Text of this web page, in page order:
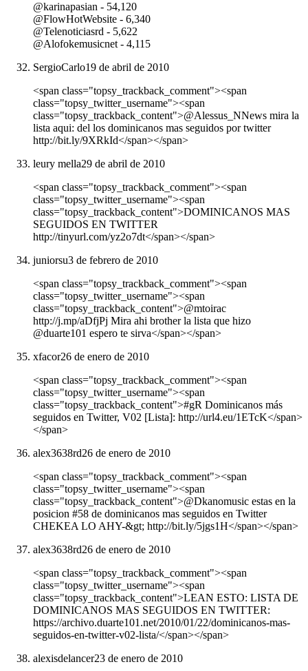
@karinapasian - 54,120
@FlowHotWebsite - 6,340
@Telenoticiasrd - 5,622
@Alofokemusicnet - 4,115
SergioCarlo19 de abril de 2010
<span class="topsy_trackback_comment"><span
class="topsy_twitter_username"><span
class="topsy_trackback_content">@Alessus_NNews mira la
lista aqui: del los dominicanos mas seguidos por twitter
http://bit.ly/9XRkId</span></span>
leury mella29 de abril de 2010
<span class="topsy_trackback_comment"><span
class="topsy_twitter_username"><span
class="topsy_trackback_content">DOMINICANOS MAS
SEGUIDOS EN TWITTER
http://tinyurl.com/yz2o7dt</span></span>
juniorsu3 de febrero de 2010
<span class="topsy_trackback_comment"><span
class="topsy_twitter_username"><span
class="topsy_trackback_content">@mtoirac
http://j.mp/aDfjPj Mira ahi brother la lista que hizo
@duarte101 espero te sirva</span></span>
xfacor26 de enero de 2010
<span class="topsy_trackback_comment"><span
class="topsy_twitter_username"><span
class="topsy_trackback_content">#gR Dominicanos más
seguidos en Twitter, V02 [Lista]: http://url4.eu/1ETcK</span>
</span>
alex3638rd26 de enero de 2010
<span class="topsy_trackback_comment"><span
class="topsy_twitter_username"><span
class="topsy_trackback_content">@Dkanomusic estas en la
posicion #58 de dominicanos mas seguidos en Twitter
CHEKEA LO AHY-&gt; http://bit.ly/5jgs1H</span></span>
alex3638rd26 de enero de 2010
<span class="topsy_trackback_comment"><span
class="topsy_twitter_username"><span
class="topsy_trackback_content">LEAN ESTO: LISTA DE
DOMINICANOS MAS SEGUIDOS EN TWITTER:
https://archivo.duarte101.net/2010/01/22/dominicanos-mas-
seguidos-en-twitter-v02-lista/</span></span>
alexisdelancer23 de enero de 2010